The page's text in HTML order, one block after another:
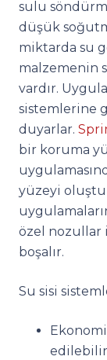
sulu
düşük
miktarda su
malzemenin
vardır.
sistemlerine
duyarlar.
bir koruma
yüzeyi
özel nozullar
boşalır.
Su sisi